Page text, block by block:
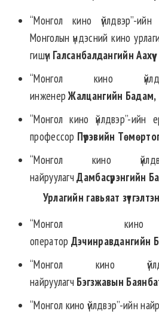
“Монгол кино үйлдвэр”-
Монголын үндэсний кино
гишүүн Галсанбалдангийн Аахүү,
“Монгол кино
инженерЖалцангийн Бадам,
“Монгол кино үйлдвэр”-
профессор Пүрэвийн
“Монгол кино
найруулагчДамбасүрэнгийн
Урлагийн гавьяат
“Монгол кино
оператор Дэчинравдангийн
“Монгол кино
найруулагч Бэгзжавын
“Монгол кино үйлдвэр”-ийн